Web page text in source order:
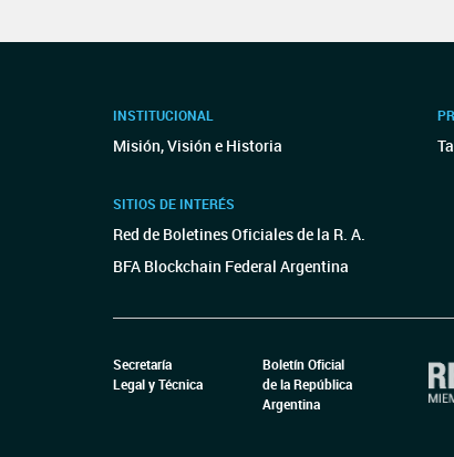
INSTITUCIONAL
Misión, Visión e Historia
SITIOS DE INTERÉS
Red de Boletines Oficiales de la R. A.
BFA Blockchain Federal Argentina
Secretaría
Legal y Técnica
Boletín Oficial
de la República
Argentina